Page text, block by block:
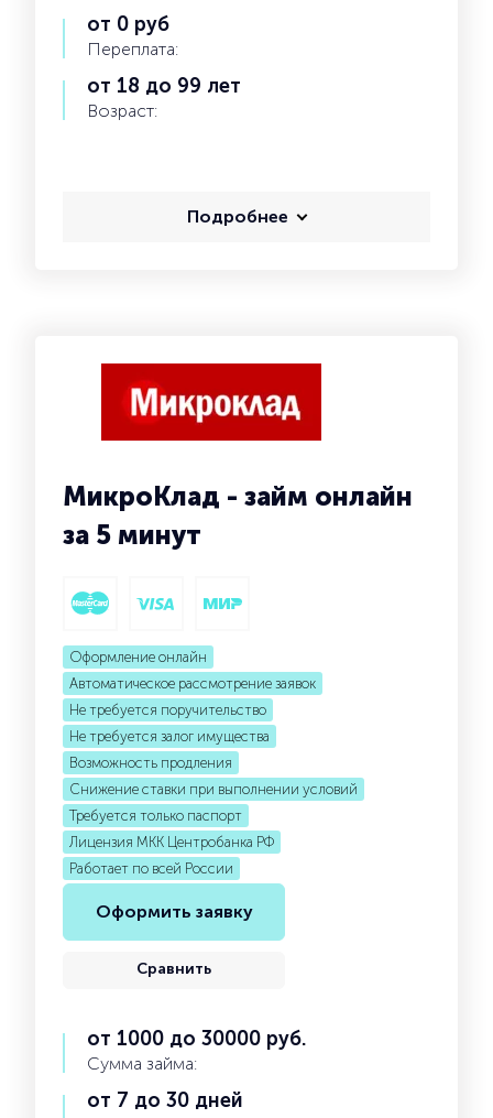
от 0 руб
Переплата:
от 18 до 99 лет
Возраст:
Подробнее
МикроКлад - займ онлайн
за 5 минут
Оформление онлайн
Автоматическое рассмотрение заявок
Не требуется поручительство
Не требуется залог имущества
Возможность продления
Снижение ставки при выполнении условий
Требуется только паспорт
Лицензия МКК Центробанка РФ
Работает по всей России
Оформить заявку
Сравнить
от 1000 до 30000 руб.
Сумма займа:
от 7 до 30 дней